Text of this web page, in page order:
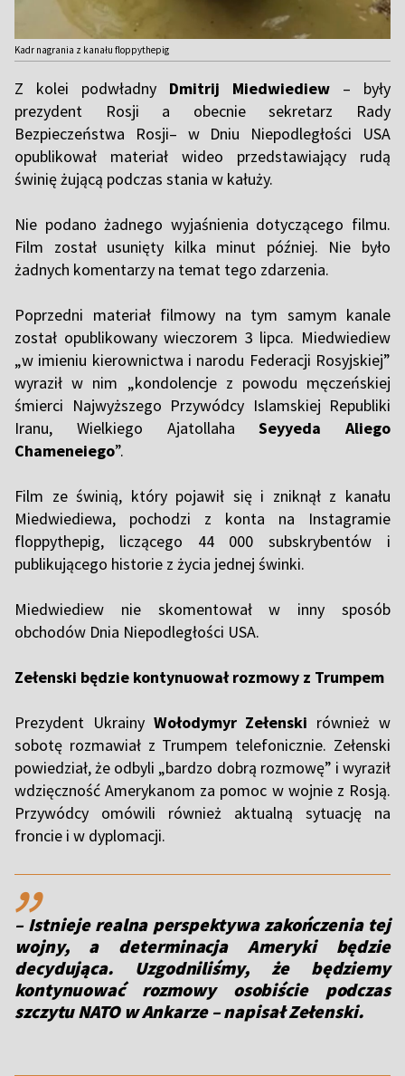
Kadr nagrania z kanału floppythepig
Z kolei podwładny Dmitrij Miedwiediew – były
prezydent Rosji a obecnie sekretarz Rady
Bezpieczeństwa Rosji– w Dniu Niepodległości USA
opublikował materiał wideo przedstawiający rudą
świnię żującą podczas stania w kałuży.
Nie podano żadnego wyjaśnienia dotyczącego filmu.
Film został usunięty kilka minut później. Nie było
żadnych komentarzy na temat tego zdarzenia.
Poprzedni materiał filmowy na tym samym kanale
został opublikowany wieczorem 3 lipca. Miedwiediew
„w imieniu kierownictwa i narodu Federacji Rosyjskiej”
wyraził w nim „kondolencje z powodu męczeńskiej
śmierci Najwyższego Przywódcy Islamskiej Republiki
Iranu, Wielkiego AjatollahaSeyyeda Aliego
Chameneiego”.
Film ze świnią, który pojawił się i zniknął z kanału
Miedwiediewa, pochodzi z konta na Instagramie
floppythepig, liczącego 44 000 subskrybentów i
publikującego historie z życia jednej świnki.
Miedwiediew nie skomentował w inny sposób
obchodów Dnia Niepodległości USA.
Zełenski będzie kontynuował rozmowy z Trumpem
Prezydent Ukrainy Wołodymyr Zełenski również w
sobotę rozmawiał z Trumpem telefonicznie. Zełenski
powiedział, że odbyli „bardzo dobrą rozmowę” i wyraził
wdzięczność Amerykanom za pomoc w wojnie z Rosją.
Przywódcy omówili również aktualną sytuację na
froncie i w dyplomacji.
,,
– Istnieje realna perspektywa zakończenia tej
wojny, a determinacja Ameryki będzie
decydująca. Uzgodniliśmy, że będziemy
kontynuować rozmowy osobiście podczas
szczytu NATO w Ankarze – napisał Zełenski.